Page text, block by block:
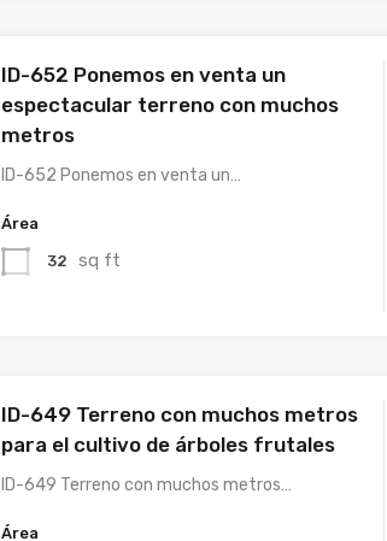
ID-652 Ponemos en venta un
espectacular terreno con muchos
metros
ID-652 Ponemos en venta un…
Área
32 sq ft
ID-649 Terreno con muchos metros
para el cultivo de árboles frutales
ID-649 Terreno con muchos metros…
Área